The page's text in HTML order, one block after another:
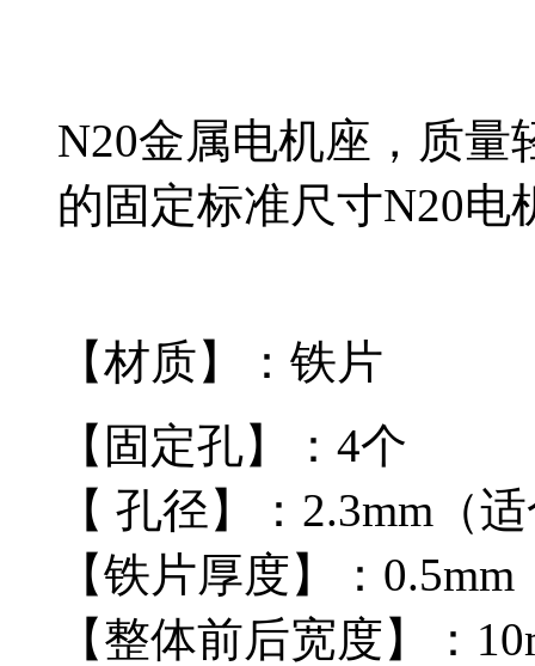
N20金属电机座，质量
的固定标准尺寸N20电
【材质】：铁片
【固定孔】：4个
【 孔径】：2.3mm（
【铁片厚度】：0.5mm
【整体前后宽度】：